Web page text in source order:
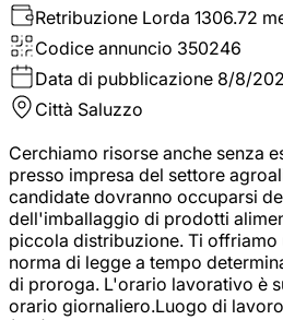
Retribuzione Lorda 1306.72
Codice annuncio 350246
Data di pubblicazione 8/8/
Città Saluzzo
Cerchiamo risorse anche senza
presso impresa del settore
candidate dovranno occuparsi
dell'imballaggio di prodotti
piccola distribuzione. Ti
norma di legge a tempo
di proroga. L'orario lavorativo è
orario giornaliero.Luogo di